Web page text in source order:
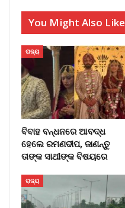
You Might Also Like
ରାଜ୍ୟ
ବିବାହ ବନ୍ଧନରେ ଆବଦ୍ଧ
ହେଲେ ରମଣଦୀପ, ଜାଣନ୍ତୁ
ତାଙ୍କ ସାଥୀଙ୍କ ବିଷୟରେ
ରାଜ୍ୟ